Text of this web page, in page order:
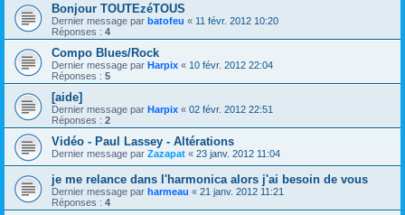
Bonjour TOUTEzéTOUS
Dernier message par batofeu « 11 févr. 2012 10:20
Réponses : 4
Compo Blues/Rock
Dernier message par Harpix « 10 févr. 2012 22:04
Réponses : 5
[aide]
Dernier message par Harpix « 02 févr. 2012 22:51
Réponses : 2
Vidéo - Paul Lassey - Altérations
Dernier message par Zazapat « 23 janv. 2012 11:04
je me relance dans l'harmonica alors j'ai besoin de vous
Dernier message par harmeau « 21 janv. 2012 11:21
Réponses : 4